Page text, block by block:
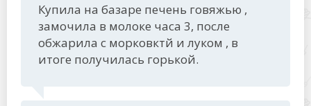
Купила на базаре печень говяжью ,
замочила в молоке часа 3, после
обжарила с морковктй и луком , в
итоге получилась горькой.